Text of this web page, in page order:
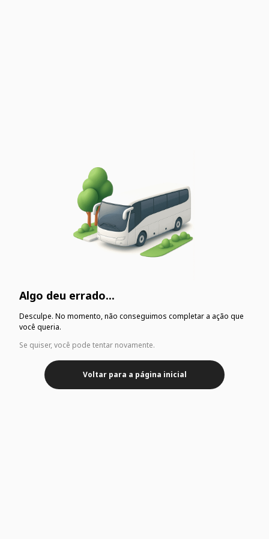
Algo deu errado...
Desculpe. No momento, não conseguimos completar a ação que
você queria.
Se quiser, você pode tentar novamente.
Voltar para a página inicial